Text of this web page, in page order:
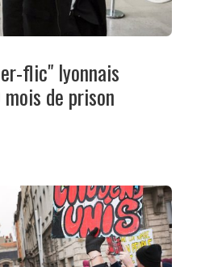
flic" lyonnais
de prison